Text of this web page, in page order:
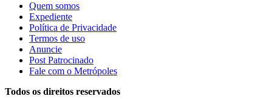
Quem somos
Expediente
Política de Privacidade
Termos de uso
Anuncie
Post Patrocinado
Fale com o Metrópoles
Todos os direitos reservados